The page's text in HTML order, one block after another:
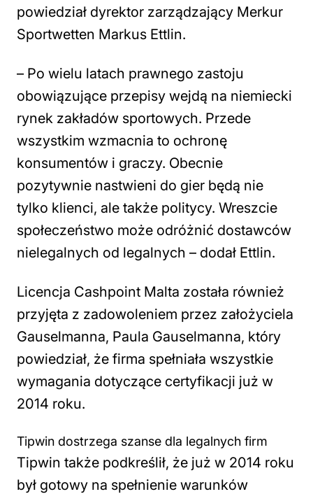
powiedział dyrektor zarządzający Merkur
Sportwetten Markus Ettlin.
– Po wielu latach prawnego zastoju
obowiązujące przepisy wejdą na niemiecki
rynek zakładów sportowych. Przede
wszystkim wzmacnia to ochronę
konsumentów i graczy. Obecnie
pozytywnie nastwieni do gier będą nie
tylko klienci, ale także politycy. Wreszcie
społeczeństwo może odróżnić dostawców
nielegalnych od legalnych – dodał Ettlin.
Licencja Cashpoint Malta została również
przyjęta z zadowoleniem przez założyciela
Gauselmanna, Paula Gauselmanna, który
powiedział, że firma spełniała wszystkie
wymagania dotyczące certyfikacji już w
2014 roku.
Tipwin dostrzega szanse dla legalnych firm
Tipwin także podkreślił, że już w 2014 roku
był gotowy na spełnienie warunków